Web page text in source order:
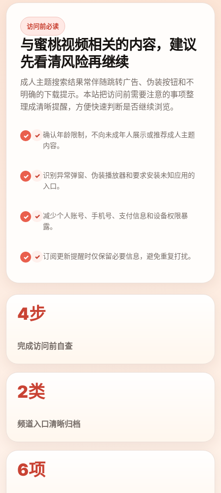
访问前必读
与蜜桃视频相关的内容，建议
先看清风险再继续
成人主题搜索结果常伴随跳转广告、伪装按钮和不
明确的下载提示。本站把访问前需要注意的事项整
理成清晰提醒，方便快速判断是否继续浏览。
✓ 确认年龄限制，不向未成年人展示或推荐成人主题
内容。
✓ 识别异常弹窗、伪装播放器和要求安装未知应用的
入口。
✓ 减少个人账号、手机号、支付信息和设备权限暴
露。
✓ 订阅更新提醒时仅保留必要信息，避免重复打扰。
4步
完成访问前自查
2类
频道入口清晰归档
6项